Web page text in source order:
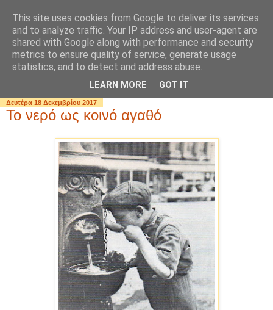
Δευτέρα 18 Δεκεμβρίου 2017
Το νερό ως κοινό αγαθό
This site uses cookies from Google to deliver its services
and to analyze traffic. Your IP address and user-agent are
shared with Google along with performance and security
metrics to ensure quality of service, generate usage
statistics, and to detect and address abuse.
LEARN MORE GOT IT